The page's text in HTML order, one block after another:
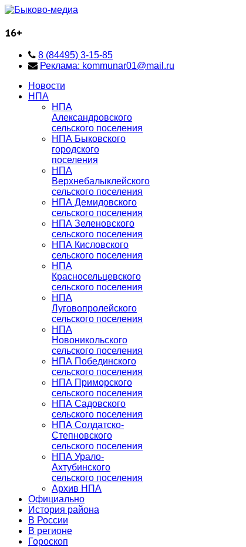
16+
8 (84495) 3-15-85
Реклама: kommunar01@mail.ru
Новости
НПА
НПА
Александровского
сельского поселения
НПА Быковского
городского
поселения
НПА
Верхнебалыклейского
сельского поселения
НПА Демидовского
сельского поселения
НПА Зеленовского
сельского поселения
НПА Кисловского
сельского поселения
НПА
Красносельцевского
сельского поселения
НПА
Луговопролейского
сельского поселения
НПА
Новоникольского
сельского поселения
НПА Побединского
сельского поселения
НПА Приморского
сельского поселения
НПА Садовского
сельского поселения
НПА Солдатско-
Степновского
сельского поселения
НПА Урало-
Ахтубинского
сельского поселения
Архив НПА
Официально
История района
В России
В регионе
Гороскоп